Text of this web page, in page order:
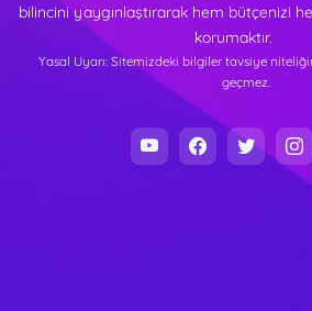
bilincini yaygınlaştırarak hem bütçenizi
korumaktır.
Yasal Uyarı: Sitemizdeki bilgiler tavsiye
geçmez.